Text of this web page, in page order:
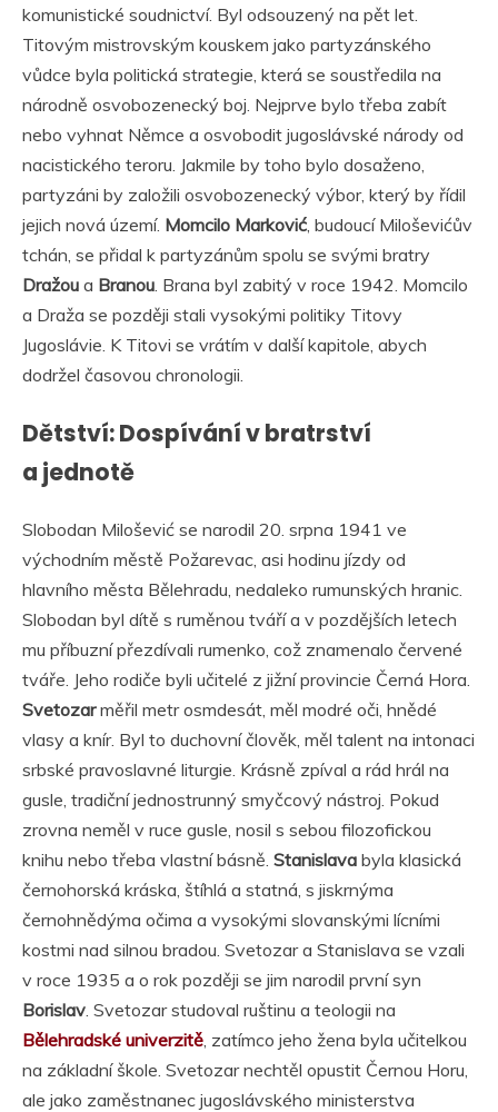
komunistické soudnictví. Byl odsouzený na pět let.
Titovým mistrovským kouskem jako partyzánského
vůdce byla politická strategie, která se soustředila na
národně osvobozenecký boj. Nejprve bylo třeba zabít
nebo vyhnat Němce a osvobodit jugoslávské národy od
nacistického teroru. Jakmile by toho bylo dosaženo,
partyzáni by založili osvobozenecký výbor, který by řídil
jejich nová území. Momcilo Marković, budoucí Miloševićův
tchán, se přidal k partyzánům spolu se svými bratry
Dražou a Branou. Brana byl zabitý v roce 1942. Momcilo
a Draža se později stali vysokými politiky Titovy
Jugoslávie. K Titovi se vrátím v další kapitole, abych
dodržel časovou chronologii.
Dětství: Dospívání v bratrství
a jednotě
Slobodan Milošević se narodil 20. srpna 1941 ve
východním městě Požarevac, asi hodinu jízdy od
hlavního města Bělehradu, nedaleko rumunských hranic.
Slobodan byl dítě s ruměnou tváří a v pozdějších letech
mu příbuzní přezdívali rumenko, což znamenalo červené
tváře. Jeho rodiče byli učitelé z jižní provincie Černá Hora.
Svetozarměřil metr osmdesát, měl modré oči, hnědé
vlasy a knír. Byl to duchovní člověk, měl talent na intonaci
srbské pravoslavné liturgie. Krásně zpíval a rád hrál na
gusle, tradiční jednostrunný smyčcový nástroj. Pokud
zrovna neměl v ruce gusle, nosil s sebou filozofickou
knihu nebo třeba vlastní básně. Stanislava byla klasická
černohorská kráska, štíhlá a statná, s jiskrnýma
černohnědýma očima a vysokými slovanskými lícními
kostmi nad silnou bradou. Svetozar a Stanislava se vzali
v roce 1935 a o rok později se jim narodil první syn
Borislav . Svetozar studoval ruštinu a teologii na
Bělehradské univerzitě , zatímco jeho žena byla učitelkou
na základní škole. Svetozar nechtěl opustit Černou Horu,
ale jako zaměstnanec jugoslávského ministerstva